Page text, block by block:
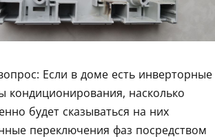
Если в доме есть инверторные
кондиционирования, насколько
будет сказываться на них
переключения фаз посредством